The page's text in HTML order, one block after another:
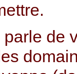
parle de